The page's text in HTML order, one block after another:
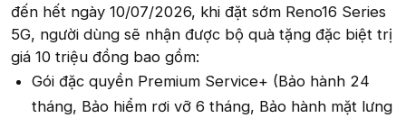
đến hết ngày 10/07/2026, khi đặt sớm Reno16 Series
5G, người dùng sẽ nhận được bộ quà tặng đặc biệt trị
giá 10 triệu đồng bao gồm:
Gói đặc quyền Premium Service+ (Bảo hành 24
tháng, Bảo hiểm rơi vỡ 6 tháng, Bảo hành mặt lưng